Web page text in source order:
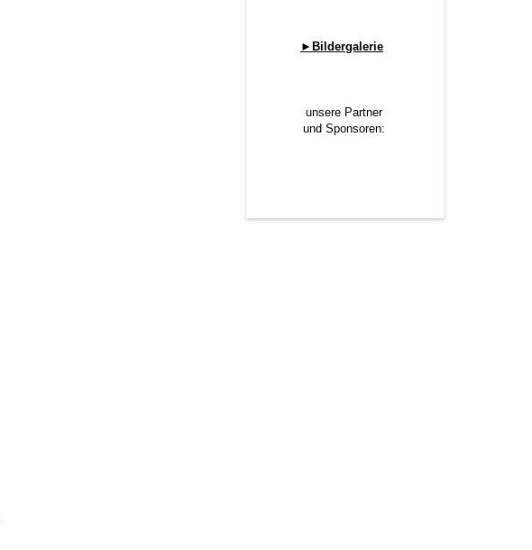
►Bildergalerie
unsere Partner
und Sponsoren: